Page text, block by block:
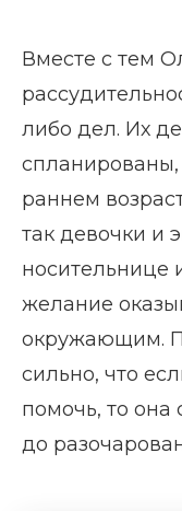
Вместе с тем
либо дел. Их
спланированы,
раннем
так девочки и
носительнице
желание
окружающим.
сильно, что
помочь, то она
до